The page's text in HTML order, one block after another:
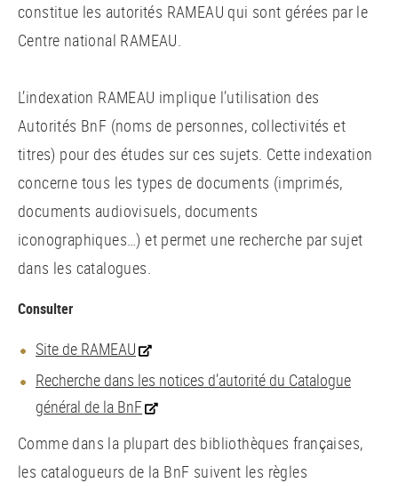
constitue les autorités RAMEAU qui sont gérées par le
Centre national RAMEAU.
L’indexation RAMEAU implique l’utilisation des
Autorités BnF (noms de personnes, collectivités et
titres) pour des études sur ces sujets. Cette indexation
concerne tous les types de documents (imprimés,
documents audiovisuels, documents
iconographiques…) et permet une recherche par sujet
dans les catalogues.
Consulter
Site de RAMEAU
Recherche dans les notices d’autorité du Catalogue
général de la BnF
Comme dans la plupart des bibliothèques françaises,
les catalogueurs de la BnF suivent les règles